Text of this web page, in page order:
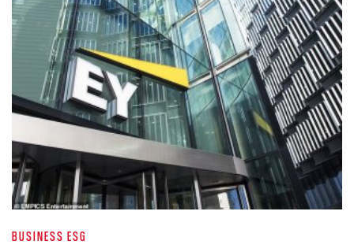
BUSINESS ESG